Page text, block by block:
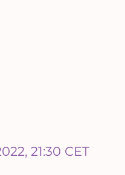
21:30 CET